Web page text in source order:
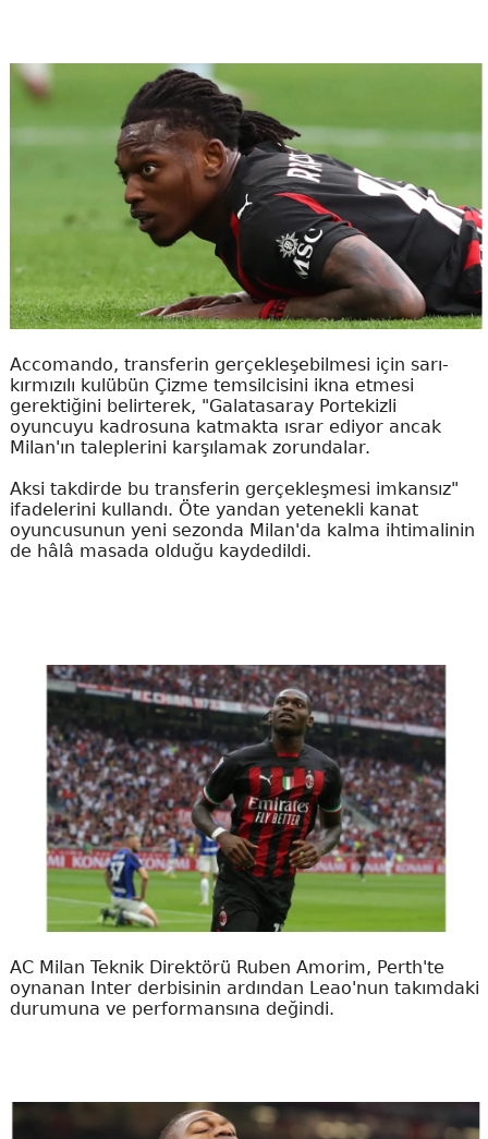
Accomando, transferin gerçekleşebilmesi için sarı-
kırmızılı kulübün Çizme temsilcisini ikna etmesi
gerektiğini belirterek, "Galatasaray Portekizli
oyuncuyu kadrosuna katmakta ısrar ediyor ancak
Milan'ın taleplerini karşılamak zorundalar.
Aksi takdirde bu transferin gerçekleşmesi imkansız"
ifadelerini kullandı. Öte yandan yetenekli kanat
oyuncusunun yeni sezonda Milan'da kalma ihtimalinin
de hâlâ masada olduğu kaydedildi.
AC Milan Teknik Direktörü Ruben Amorim, Perth'te
oynanan Inter derbisinin ardından Leao'nun takımdaki
durumuna ve performansına değindi.